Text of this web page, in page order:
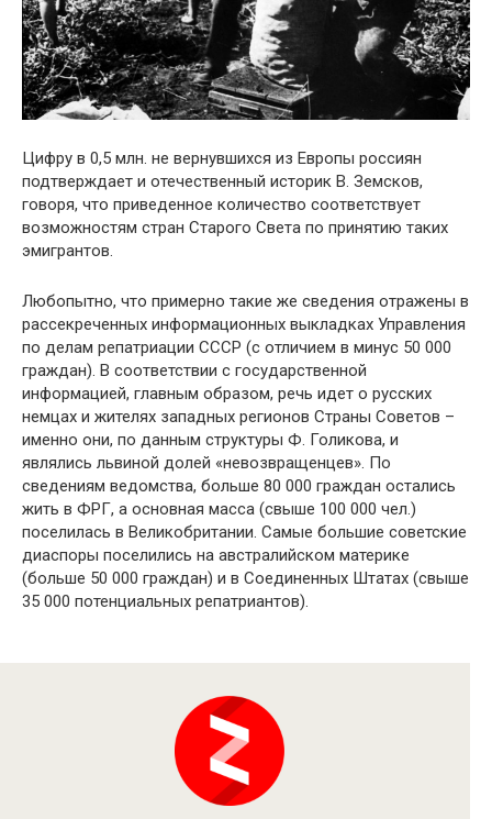
Цифру в 0,5 млн. не вернувшихся из Европы россиян
подтверждает и отечественный историк В. Земсков,
говоря, что приведенное количество соответствует
возможностям стран Старого Света по принятию таких
эмигрантов.
Любопытно, что примерно такие же сведения отражены в
рассекреченных информационных выкладках Управления
по делам репатриации СССР (с отличием в минус 50 000
граждан). В соответствии с государственной
информацией, главным образом, речь идет о русских
немцах и жителях западных регионов Страны Советов –
именно они, по данным структуры Ф. Голикова, и
являлись львиной долей «невозвращенцев». По
сведениям ведомства, больше 80 000 граждан остались
жить в ФРГ, а основная масса (свыше 100 000 чел.)
поселилась в Великобритании. Самые большие советские
диаспоры поселились на австралийском материке
(больше 50 000 граждан) и в Соединенных Штатах (свыше
35 000 потенциальных репатриантов).